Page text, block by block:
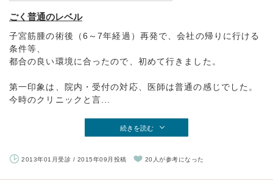
ごく普通のレベル
子宮筋腫の術後（6～7年経過）再発で、会社の帰りに行ける
条件等、
都合の良い環境に合ったので、初めて行きました。
第一印象は、院内・受付の対応、医師は普通の感じでした。
今時のクリニックと言...
続きを読む
2013年01月受診 / 2015年09月投稿 20人が参考になった